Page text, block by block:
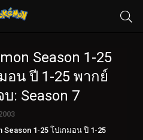
Season 1-25
อน ปี 1-25 พากย์
: Season 7
Season 1-25 โปเกมอน ปี 1-25